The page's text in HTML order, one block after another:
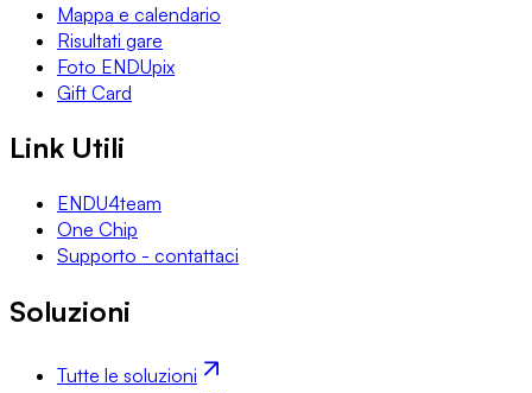
Mappa e calendario
Risultati gare
Foto ENDUpix
Gift Card
Link Utili
ENDU4team
One Chip
Supporto - contattaci
Soluzioni
Tutte le soluzioni